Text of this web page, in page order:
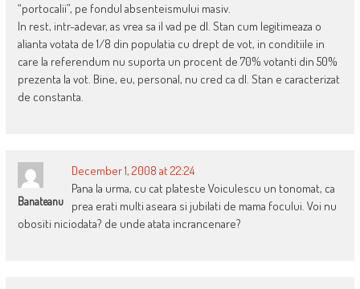
“portocalii”, pe fondul absenteismului masiv.
In rest, intr-adevar, as vrea sa il vad pe dl. Stan cum legitimeaza o
alianta votata de 1/8 din populatia cu drept de vot, in conditiile in
care la referendum nu suporta un procent de 70% votanti din 50%
prezenta la vot. Bine, eu, personal, nu cred ca dl. Stan e caracterizat
de constanta.
Banateanu
December 1, 2008 at 22:24
Pana la urma, cu cat plateste Voiculescu un tonomat, ca
prea erati multi aseara si jubilati de mama focului. Voi nu
obositi niciodata? de unde atata incrancenare?